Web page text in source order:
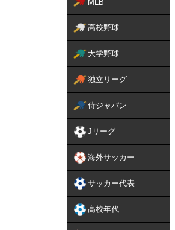
MLB
高校野球
大学野球
独立リーグ
侍ジャパン
Jリーグ
海外サッカー
サッカー代表
高校年代